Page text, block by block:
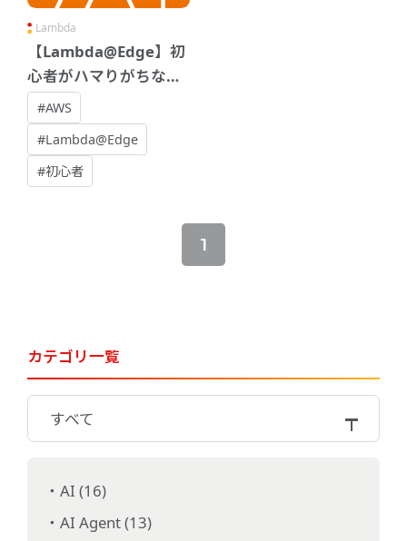
Lambda
【Lambda@Edge】初
心者がハマりがちな落
とし穴6選
#AWS
#Lambda@Edge
#初心者
1
カテゴリ一覧
すべて
AI (16)
AI Agent (13)